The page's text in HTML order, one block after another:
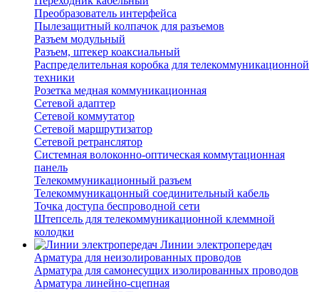
Преобразователь интерфейса
Пылезащитный колпачок для разъемов
Разъем модульный
Разъем, штекер коаксиальный
Распределительная коробка для телекоммуникационной
техники
Розетка медная коммуникационная
Сетевой адаптер
Сетевой коммутатор
Сетевой маршрутизатор
Сетевой ретранслятор
Системная волоконно-оптическая коммутационная
панель
Телекоммуникационный разъем
Телекоммуникацонный соединительный кабель
Точка доступа беспроводной сети
Штепсель для телекоммуникационной клеммной
колодки
Линии электропередач
Арматура для неизолированных проводов
Арматура для самонесущих изолированных проводов
Арматура линейно-сцепная